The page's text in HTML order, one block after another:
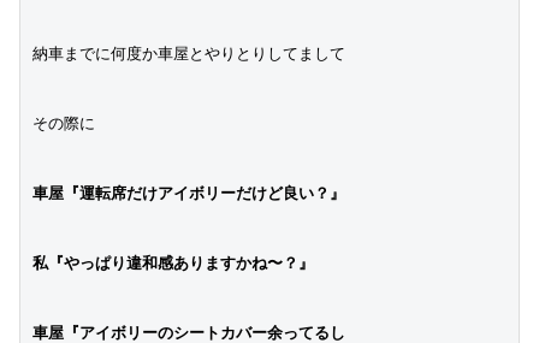
納車までに何度か車屋とやりとりしてまして
その際に
車屋『運転席だけアイボリーだけど良い？』
私『やっぱり違和感ありますかね〜？』
車屋『アイボリーのシートカバー余ってるし